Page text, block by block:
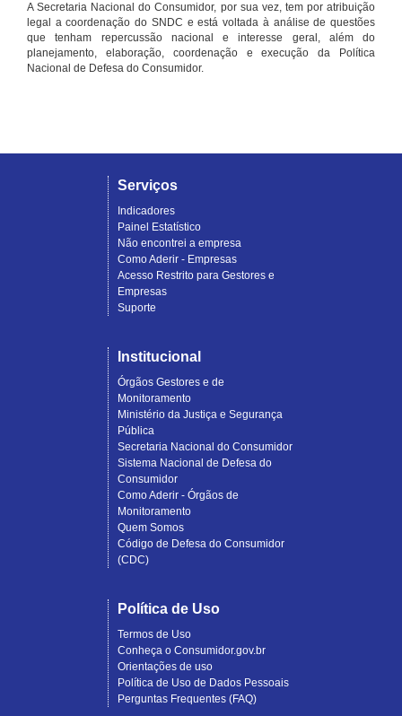
A Secretaria Nacional do Consumidor, por sua vez, tem por atribuição
legal a coordenação do SNDC e está voltada à análise de questões
que tenham repercussão nacional e interesse geral, além do
planejamento, elaboração, coordenação e execução da Política
Nacional de Defesa do Consumidor.
Serviços
Indicadores
Painel Estatístico
Não encontrei a empresa
Como Aderir - Empresas
Acesso Restrito para Gestores e
Empresas
Suporte
Institucional
Órgãos Gestores e de
Monitoramento
Ministério da Justiça e Segurança
Pública
Secretaria Nacional do Consumidor
Sistema Nacional de Defesa do
Consumidor
Como Aderir - Órgãos de
Monitoramento
Quem Somos
Código de Defesa do Consumidor
(CDC)
Política de Uso
Termos de Uso
Conheça o Consumidor.gov.br
Orientações de uso
Política de Uso de Dados Pessoais
Perguntas Frequentes (FAQ)